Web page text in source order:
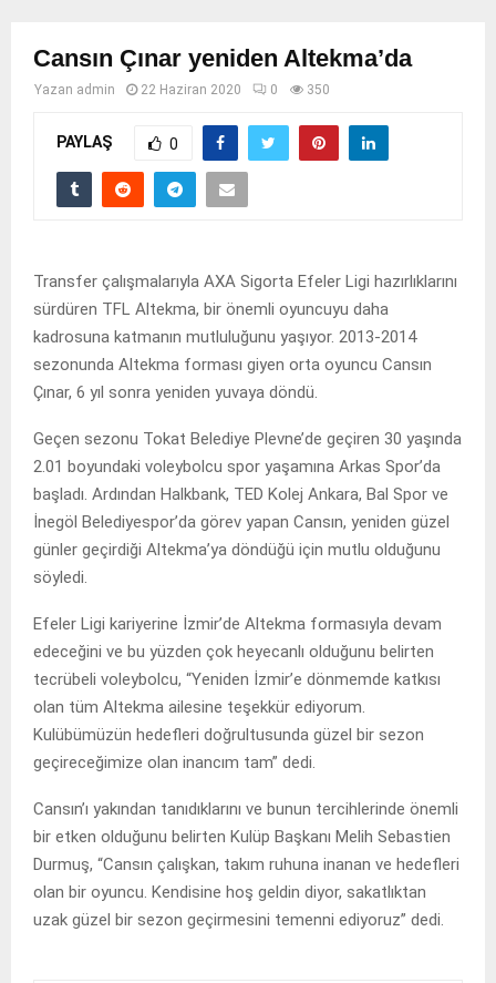
Cansın Çınar yeniden Altekma’da
Yazan admin 22 Haziran 2020 0 350
PAYLAŞ 0
Transfer çalışmalarıyla AXA Sigorta Efeler Ligi hazırlıklarını
sürdüren TFL Altekma, bir önemli oyuncuyu daha
kadrosuna katmanın mutluluğunu yaşıyor. 2013-2014
sezonunda Altekma forması giyen orta oyuncu Cansın
Çınar, 6 yıl sonra yeniden yuvaya döndü.
Geçen sezonu Tokat Belediye Plevne’de geçiren 30 yaşında
2.01 boyundaki voleybolcu spor yaşamına Arkas Spor’da
başladı. Ardından Halkbank, TED Kolej Ankara, Bal Spor ve
İnegöl Belediyespor’da görev yapan Cansın, yeniden güzel
günler geçirdiği Altekma’ya döndüğü için mutlu olduğunu
söyledi.
Efeler Ligi kariyerine İzmir’de Altekma formasıyla devam
edeceğini ve bu yüzden çok heyecanlı olduğunu belirten
tecrübeli voleybolcu, “Yeniden İzmir’e dönmemde katkısı
olan tüm Altekma ailesine teşekkür ediyorum.
Kulübümüzün hedefleri doğrultusunda güzel bir sezon
geçireceğimize olan inancım tam” dedi.
Cansın’ı yakından tanıdıklarını ve bunun tercihlerinde önemli
bir etken olduğunu belirten Kulüp Başkanı Melih Sebastien
Durmuş, “Cansın çalışkan, takım ruhuna inanan ve hedefleri
olan bir oyuncu. Kendisine hoş geldin diyor, sakatlıktan
uzak güzel bir sezon geçirmesini temenni ediyoruz” dedi.